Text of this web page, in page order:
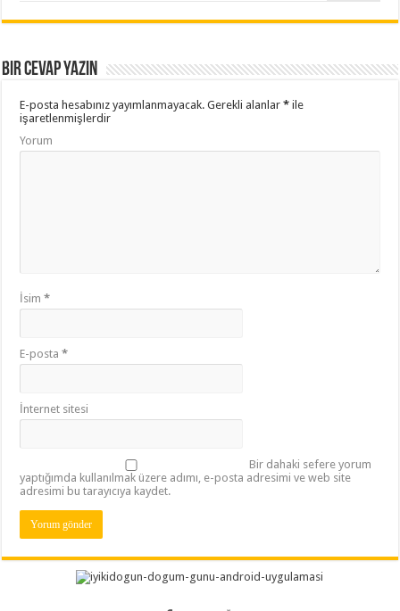
Bir cevap yazın
E-posta hesabınız yayımlanmayacak. Gerekli alanlar* ile
işaretlenmişlerdir
Yorum
İsim*
E-posta*
İnternet sitesi
Bir dahaki sefere yorum
yaptığımda kullanılmak üzere adımı, e-posta adresimi ve web site
adresimi bu tarayıcıya kaydet.